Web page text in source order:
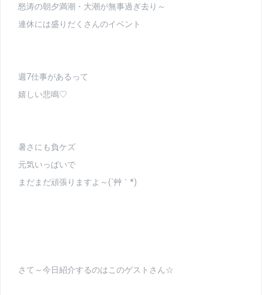
怒涛の朝夕満潮・大潮が無事過ぎ去り～
連休には盛りだくさんのイベント
週7仕事があるって
嬉しい悲鳴♡
暑さにも負ケズ
元気いっぱいで
まだまだ頑張りますよ～(´艸｀*)
さて～今日紹介するのはこのゲストさん☆